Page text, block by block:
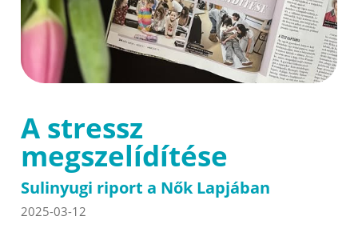
A stressz
megszelídítése
Sulinyugi riport a Nők Lapjában
2025-03-12